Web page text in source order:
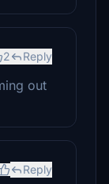
2 Reply
out
Reply